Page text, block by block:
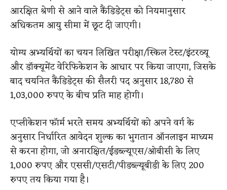
आरक्षित श्रेणी से आने वाले कैंडिडेट्स को नियमानुसार
अधिकतम आयु सीमा में छूट दी जाएगी।
योग्य अभ्यर्थियों का चयन लिखित परीक्षा/स्किल टेस्ट/इंटरव्यू
और डॉक्यूमेंट वेरिफिकेशन के आधार पर किया जाएगा, जिसके
बाद चयनित कैंडिडेट्स की सैलरी पद अनुसार 18,780 से
1,03,000 रुपए के बीच प्रति माह होगी।
एप्लीकेशन फॉर्म भरते समय अभ्यर्थियों को अपने वर्ग के
अनुसार निर्धारित आवेदन शुल्क का भुगतान ऑनलाइन माध्यम
से करना होगा, जो अनारक्षित/ईडब्ल्यूएस/ओबीसी के लिए
1,000 रुपए और एससी/एसटी/पीडब्ल्यूबीडी के लिए 200
रुपए तय किया गया है।